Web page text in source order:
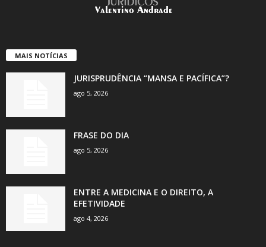
MAIS NOTÍCIAS
JURISPRUDÊNCIA “MANSA E PACÍFICA”?
ago 5, 2026
FRASE DO DIA
ago 5, 2026
ENTRE A MEDICINA E O DIREITO, A
EFETIVIDADE
ago 4, 2026